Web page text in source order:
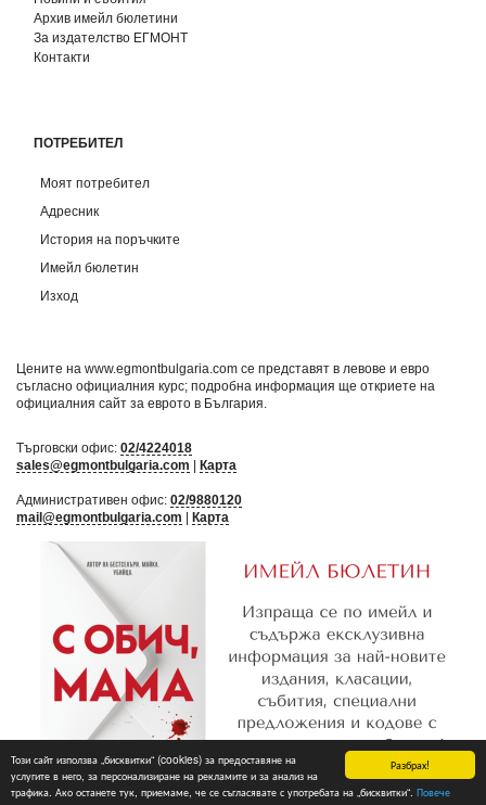
Разбрах!
Този сайт използва „бисквитки“ (cookies) за предоставяне на
услугите в него, за персонализиране на рекламите и за анализ на
трафика. Ако останете тук, приемаме, че се съгласявате с употребата на „бисквитки“. Повече
Архив имейл бюлетини
За издателство ЕГМОНТ
Контакти
ПОТРЕБИТЕЛ
Моят потребител
Адресник
История на поръчките
Имейл бюлетин
Изход
Цените на www.egmontbulgaria.com се представят в левове и евро
съгласно официалния курс; подробна информация ще откриете на
официалния сайт за еврото в България
Търговски офис: 02/4224018
sales@egmontbulgaria.com
Карта
Административен офис: 02/9880120
mail@egmontbulgaria.com
Карта